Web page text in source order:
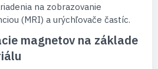
na zobrazovanie
(MRI) a urýchľovače častíc.
magnetov na základe